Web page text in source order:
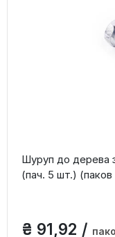
Шуруп до дерева
(пач. 5 шт.)
₴ 91,92 /